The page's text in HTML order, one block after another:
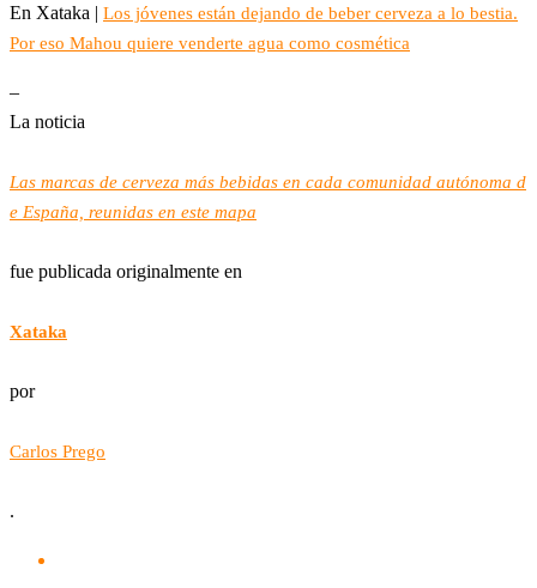
En Xataka | Los jóvenes están dejando de beber cerveza a lo bestia.
Por eso Mahou quiere venderte agua como cosmética
–
La noticia
Las marcas de cerveza más bebidas en cada comunidad autónoma d
e España, reunidas en este mapa
fue publicada originalmente en
Xataka
por
Carlos Prego
.